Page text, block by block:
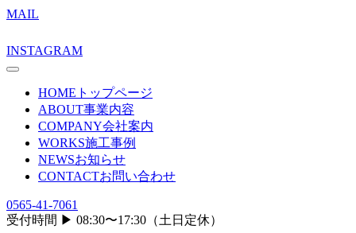
MAIL
INSTAGRAM
HOME トップページ
ABOUT事業内容
COMPANY会社案内
WORKS施工事例
NEWSお知らせ
CONTACTお問い合わせ
0565-41-7061
受付時間 ▶︎ 08:30〜17:30（土日定休）